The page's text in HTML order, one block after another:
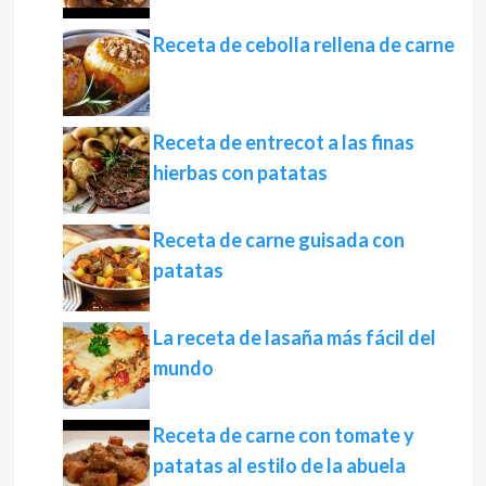
Receta de cebolla rellena de carne
Receta de entrecot a las finas
hierbas con patatas
Receta de carne guisada con
patatas
La receta de lasaña más fácil del
mundo
Receta de carne con tomate y
patatas al estilo de la abuela